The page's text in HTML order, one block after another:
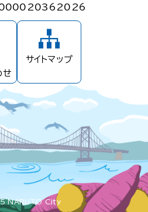
6000020362026
せ
サイトマップ
NARUTO City